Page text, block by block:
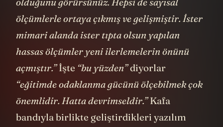
ölçümlerle ortaya çıkmış ve gelişmiştir. İster
mimari alanda ister tıpta olsun yapılan
hassas ölçümler yeni ilerlemelerin önünü
açmıştır.”İşte “bu yüzden”diyorlar
“eğitimde odaklanma gücünü ölçebilmek çok
önemlidir. Hatta devrimseldir.”Kafa
bandıyla birlikte geliştirdikleri yazılım